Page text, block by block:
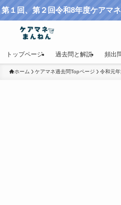
第１回、第２回令和8年度ケアマ
トップページ 過去問と解説 頻出
ホーム ケアマネ過去問Topページ 令和元